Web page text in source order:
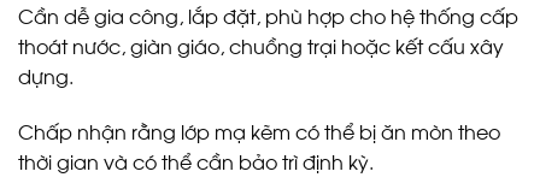
Cần dễ gia công, lắp đặt, phù hợp cho hệ thống cấp
thoát nước, giàn giáo, chuồng trại hoặc kết cấu xây
dựng.
Chấp nhận rằng lớp mạ kẽm có thể bị ăn mòn theo
thời gian và có thể cần bảo trì định kỳ.